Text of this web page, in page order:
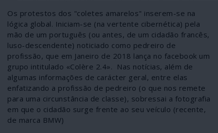
Os protestos dos "coletes amarelos" inserem-se na
lógica global. Iniciam-se (na vertente cibernética) pela
mão de um português (ou antes, de um cidadão francês,
luso-descendente) noticiado como pedreiro de
profissão, que em Janeiro de 2018 lança no facebook um
grupo intitulado «Colère 2.4». Nas notícias, além de
algumas informações de carácter geral, entre elas
enfatizando a profissão de pedreiro (o que nos remete
para uma circunstância de classe), sobressai a fotografia
em que o cidadão surge frente ao seu veículo (recente,
de marca BMW)